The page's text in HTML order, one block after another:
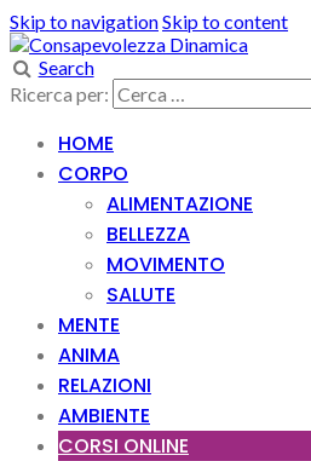
Skip to navigationSkip to content
Search
Ricerca per:
HOME
CORPO
ALIMENTAZIONE
BELLEZZA
MOVIMENTO
SALUTE
MENTE
ANIMA
RELAZIONI
AMBIENTE
CORSI ONLINE